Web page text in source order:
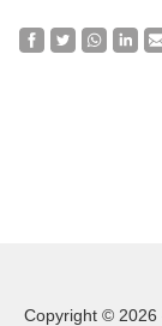
Copyright © 2026